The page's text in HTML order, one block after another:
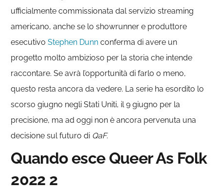
ufficialmente commissionata dal servizio streaming
americano, anche se lo showrunner e produttore
esecutivoStephen Dunn conferma di avere un
progetto molto ambizioso per la storia che intende
raccontare. Se avrà l’opportunità di farlo o meno,
questo resta ancora da vedere. La serie ha esordito lo
scorso giugno negli Stati Uniti, il 9 giugno per la
precisione, ma ad oggi non è ancora pervenuta una
decisione sul futuro di QaF.
Quando esce Queer As Folk
2022 2